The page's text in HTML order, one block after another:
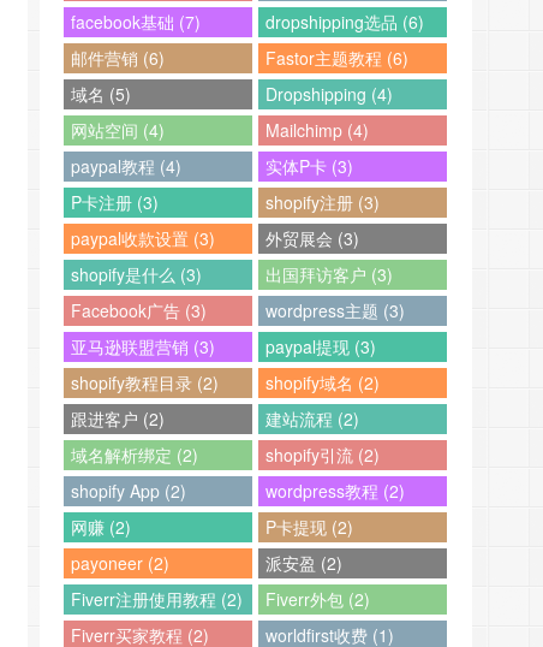
facebook基础 (7)
dropshipping选品 (6)
邮件营销 (6)
Fastor主题教程 (6)
域名 (5)
Dropshipping (4)
网站空间 (4)
Mailchimp (4)
paypal教程 (4)
实体P卡 (3)
P卡注册 (3)
shopify注册 (3)
paypal收款设置 (3)
外贸展会 (3)
shopify是什么 (3)
出国拜访客户 (3)
Facebook广告 (3)
wordpress主题 (3)
亚马逊联盟营销 (3)
paypal提现 (3)
shopify教程目录 (2)
shopify域名 (2)
跟进客户 (2)
建站流程 (2)
域名解析绑定 (2)
shopify引流 (2)
shopify App (2)
wordpress教程 (2)
网赚 (2)
P卡提现 (2)
payoneer (2)
派安盈 (2)
Fiverr注册使用教程 (2)
Fiverr外包 (2)
Fiverr买家教程 (2)
worldfirst收费 (1)